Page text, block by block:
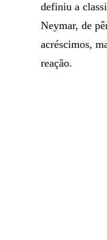
definiu a
Neymar, de
acréscimos,
reação.